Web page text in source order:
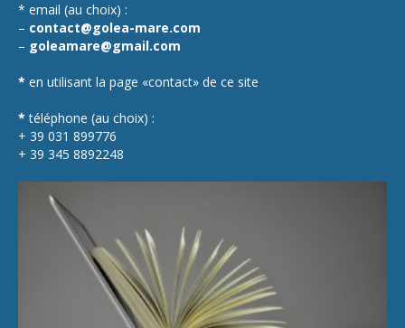
* email (au choix) :
– contact@golea-mare.com
– goleamare@gmail.com
* en utilisant la page «contact» de ce site
* téléphone (au choix) :
+ 39 031 899776
+ 39 345 8892248